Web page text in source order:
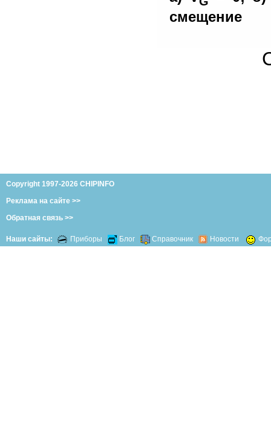
смещение
Copyright 1997-2026 CHIPINFO
Реклама на сайте >>
Обратная связь >>
Наши сайты: Приборы Блог Справочник Новости